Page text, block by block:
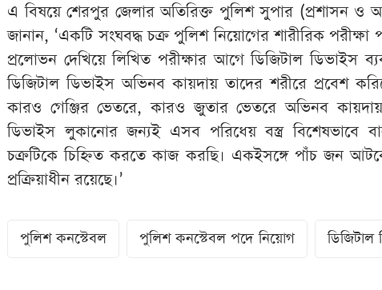
এ বিষয়ে শেরপুর জেলার অতিরিক্ত পুলিশ সুপার (প্রশাসন ও
জানান, ‘একটি সংঘবদ্ধ চক্র পুলিশ নিয়োগের শারীরিক পরীক্ষা
প্রলোভন দেখিয়ে লিখিত পরীক্ষার আগে ডিজিটাল ডিভাইস
ডিজিটাল ডিভাইস অভিনব কায়দায় তাদের শরীরে প্রবেশ
কারও গেঞ্জির ভেতরে, কারও জুতার ভেতরে অভিনব
ডিভাইস লুকানোর জন্যই এসব পরিধেয় বস্ত্র বিশেষভাবে
চক্রটিকে চিহ্নিত করতে কাজ করছি। একইসঙ্গে পাঁচ জন
প্রক্রিয়াধীন রয়েছে।’
পুলিশ কনস্টেবল পুলিশ কনস্টেবল পদে নিয়োগ ডিজিটাল